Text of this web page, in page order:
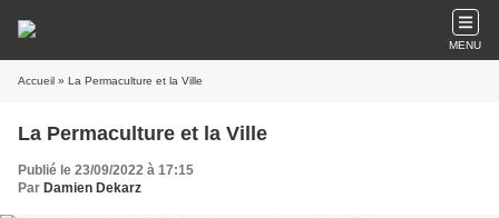
MENU
Accueil » La Permaculture et la Ville
La Permaculture et la Ville
Publié le 23/09/2022 à 17:15
Par Damien Dekarz